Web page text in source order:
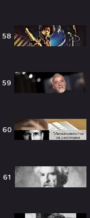
58
59
60
61